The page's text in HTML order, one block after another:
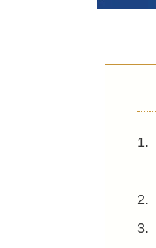
1.
2.
3.